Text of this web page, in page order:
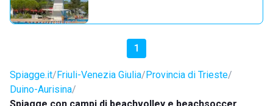
1
Spiagge.it Friuli-Venezia Giulia Provincia di Trieste
Duino-Aurisina